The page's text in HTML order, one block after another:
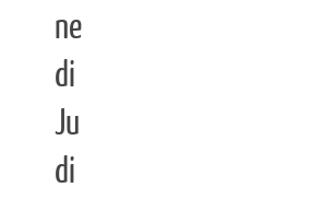
ne
di
Ju
di